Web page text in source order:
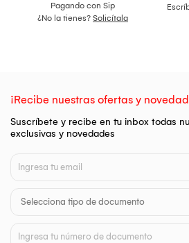
Pagando con Sip
¿No la tienes? Solicítala
¡Recibe nuestras ofertas y
Suscríbete y recibe en tu inbox todas
exclusivas y novedades